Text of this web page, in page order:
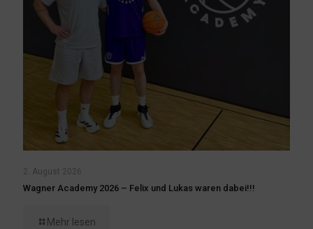
2. August 2026
Wagner Academy 2026 – Felix und Lukas waren dabei!!!
Mehr lesen